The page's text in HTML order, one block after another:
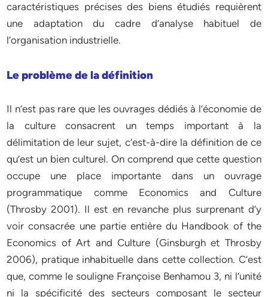
caractéristiques précises des biens étudiés requièrent
une adaptation du cadre d’analyse habituel de
l’organisation industrielle.
Le problème de la définition
Il n’est pas rare que les ouvrages dédiés à l’économie de
la culture consacrent un temps important à la
délimitation de leur sujet, c’est-à-dire la définition de ce
qu’est un bien culturel. On comprend que cette question
occupe une place importante dans un ouvrage
programmatique comme Economics and Culture
(Throsby 2001). Il est en revanche plus surprenant d’y
voir consacrée une partie entière du Handbook of the
Economics of Art and Culture (Ginsburgh et Throsby
2006), pratique inhabituelle dans cette collection. C’est
que, comme le souligne Françoise Benhamou 3, ni l’unité
ni la spécificité des secteurs composant le secteur